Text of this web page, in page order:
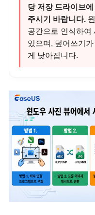
당 저장 드라이브
주시기 바랍니다.윈
공간으로 인식하여
있으며, 덮어쓰기
게 낮아집니다.